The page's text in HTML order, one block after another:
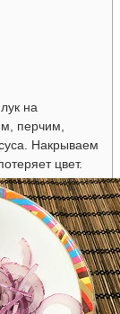
на
перчим,
Накрываем
цвет.